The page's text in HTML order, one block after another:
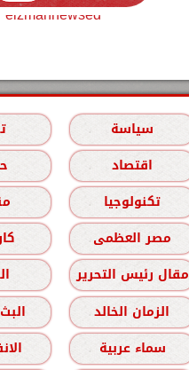
سياسة
اقتصاد
تكنولوجيا
مصر العظمى
مقال رئيس التحرير
الزمان الخالد
سماء عربية